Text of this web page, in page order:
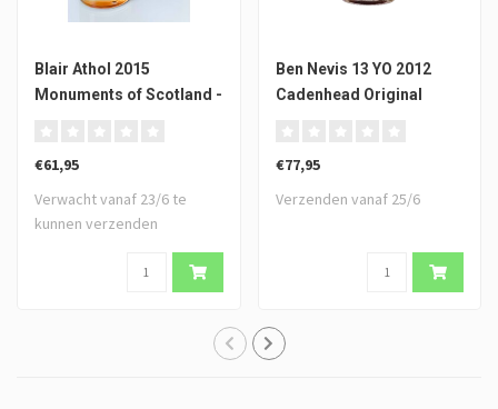
Blair Athol 2015
Monuments of Scotland -
€61,95
Verwacht vanaf 23/6 te
kunnen verzenden
Ben Nevis 13 YO 2012
Cadenhead Original
€77,95
Verzenden vanaf 25/6